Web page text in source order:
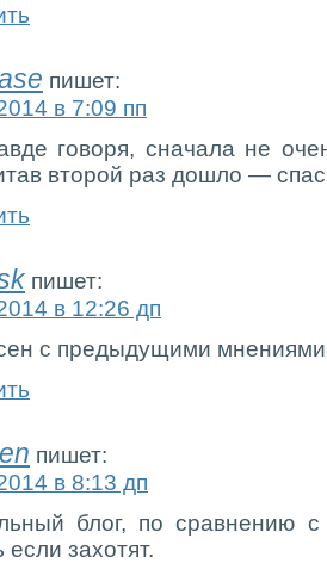
пишет:
в 7:09 пп
говоря, сначала не
второй раз дошло —
пишет:
в 12:26 дп
с предыдущими
пишет:
в 8:13 дп
блог, по сравнению
если захотят.